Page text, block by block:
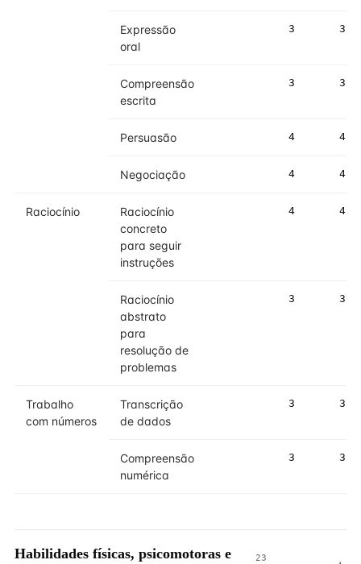
Expressão
oral
3 3
Compreensão
escrita
3 3
Persuasão 4 4
Negociação 4 4
Raciocínio
Raciocínio
concreto
para seguir
instruções
4 4
Raciocínio
abstrato
para
resolução de
problemas
3 3
Trabalho
com números
Transcrição
de dados
3 3
Compreensão
numérica
3 3
Habilidades físicas, psicomotoras e
23